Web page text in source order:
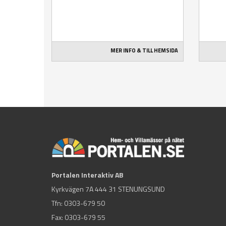
MER INFO & TILL HEMSIDA
Portalen Interaktiv AB
Kyrkvägen 7A 444 31 STENUNGSUND
Tfn: 0303-679 50
Fax: 0303-679 55